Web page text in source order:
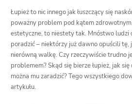
Łupież to nic innego jak łuszczący się
poważny problem pod kątem
estetyczne, to niestety tak. Mnóstwo ludzi
poradzić – niektórzy już dawno opuścili tę,
nierówną walkę. Czy rzeczywiście trudno
problemem? Skąd się bierze łupież, jak
można mu zaradzić? Tego wszystkiego
artykułu.